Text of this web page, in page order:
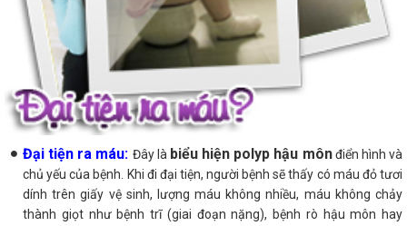
Đại tiện ra máu: Đây là biểu hiện polyp hậu mônđiển hình và
chủ yếu của bệnh. Khi đi đại tiện, người bệnh sẽ thấy có máu đỏ tươi
dính trên giấy vệ sinh, lượng máu không nhiều, máu không chảy
thành giọt như bệnh trĩ (giai đoạn nặng), bệnh rò hậu môn hay